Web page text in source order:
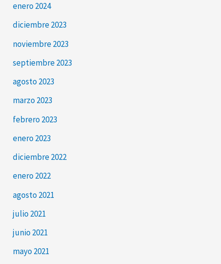
enero 2024
diciembre 2023
noviembre 2023
septiembre 2023
agosto 2023
marzo 2023
febrero 2023
enero 2023
diciembre 2022
enero 2022
agosto 2021
julio 2021
junio 2021
mayo 2021